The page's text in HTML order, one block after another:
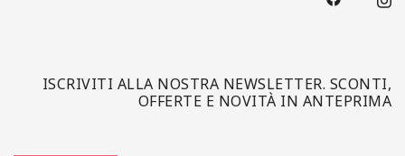
ISCRIVITI ALLA NOSTRA NEWSLETTER. SCONTI,
OFFERTE E NOVITÀ IN ANTEPRIMA